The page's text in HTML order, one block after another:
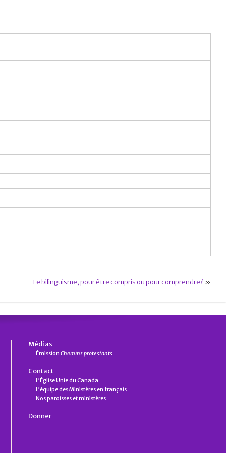
Le bilinguisme, pour être compris ou pour comprendre? »
Médias
Émission Chemins protestants
Contact
L’Église Unie du Canada
L’équipe des Ministères en français
Nos paroisses et ministères
Donner